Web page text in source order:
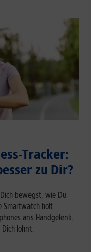
Tracker:
zu Dir?
bewegst, wie Du
Smartwatch holt
ans Handgelenk.
lohnt.